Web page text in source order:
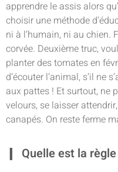
apprendre le assis alors
choisir une méthode
ni à l’humain, ni au chien.
corvée. Deuxième truc,
planter des tomates en
d’écouter l’animal, s’il ne
aux pattes ! Et surtout, ne
velours, se laisser
canapés. On reste ferme
Quelle est la